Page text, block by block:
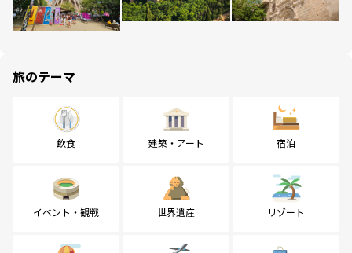
旅のテーマ
飲食 建築・アート 宿泊
イベント・観戦 世界遺産 リゾート